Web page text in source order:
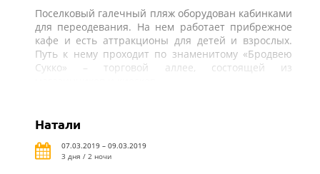
Поселковый галечный пляж оборудован кабинками
для переодевания. На нем работает прибрежное
кафе и есть аттракционы для детей и взрослых.
Путь к нему проходит по знаменитому «Бродвею
Сукко» – торговой аллее, состоящей из
Натали
07.03.2019 – 09.03.2019
3 дня / 2 ночи